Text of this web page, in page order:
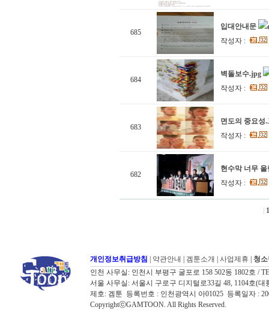
685
입대안내문
작성자 :
684
벽돌보수.jpg
작성자 :
683
면도의 중요성
작성자 :
682
현수막 너무 올
작성자 :
1
개인정보취급방침 약관안내 겜툰소개 사업제휴
청
인천 사무실: 인천시 부평구 굴포로 158 502동 1802호 /
서울 사무실: 서울시 구로구 디지털로33길 48, 1104호(대
제호: 겜툰 등록번호 : 인천광역시 아01025 등록일자 :
CopyrightⓒGAMTOON. All Rights Reserved.